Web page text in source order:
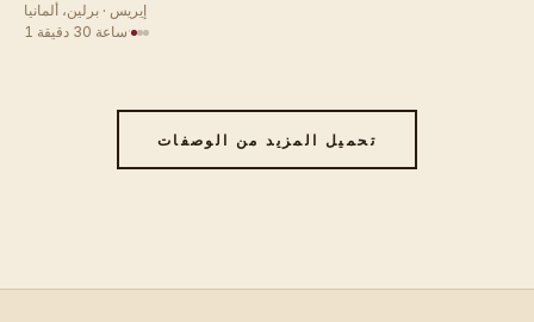
إيريس · برلين، ألمانيا
1 ساعة 30 دقيقة·
تحميل المزيد من الوصفات